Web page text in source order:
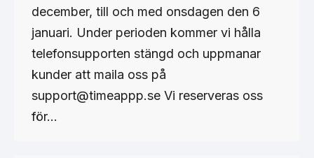
december, till och med onsdagen den 6
januari. Under perioden kommer vi hålla
telefonsupporten stängd och uppmanar
kunder att maila oss på
support@timeappp.se Vi reserveras oss
för…